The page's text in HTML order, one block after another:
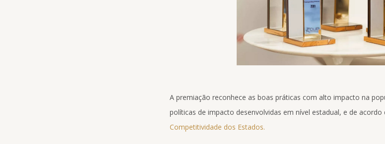
A premiação reconhece as boas práticas com alto impacto na
políticas de impacto desenvolvidas em nível estadual, e de
Competitividade dos Estados.